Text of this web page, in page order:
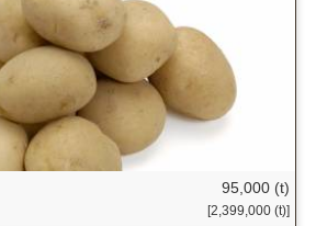
95,000 (t)
[2,399,000 (t)]